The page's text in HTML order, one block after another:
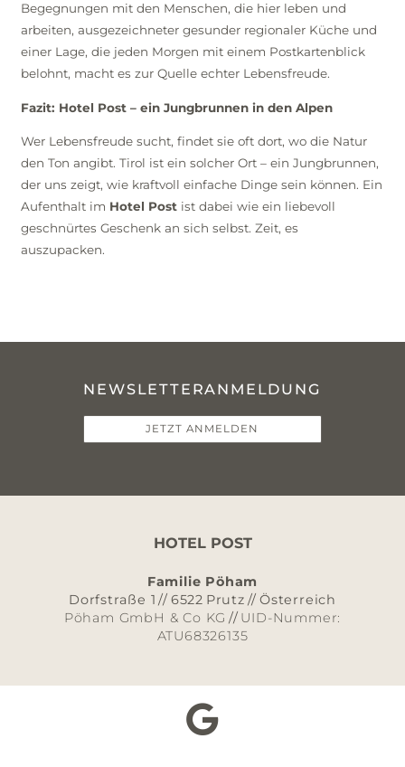
Begegnungen mit den Menschen, die hier leben und
arbeiten, ausgezeichneter gesunder regionaler Küche und
einer Lage, die jeden Morgen mit einem Postkartenblick
belohnt, macht es zur Quelle echter Lebensfreude.
Fazit: Hotel Post – ein Jungbrunnen in den Alpen
Wer Lebensfreude sucht, findet sie oft dort, wo die Natur
den Ton angibt. Tirol ist ein solcher Ort – ein Jungbrunnen,
der uns zeigt, wie kraftvoll einfache Dinge sein können. Ein
Aufenthalt im Hotel Postist dabei wie ein liebevoll
geschnürtes Geschenk an sich selbst. Zeit, es
auszupacken.
NEWSLETTERANMELDUNG
JETZT ANMELDEN
HOTEL POST
Familie Pöham
Dorfstraße 1 // 6522 Prutz // Österreich
Pöham GmbH & Co KG // UID-Nummer:
ATU68326135